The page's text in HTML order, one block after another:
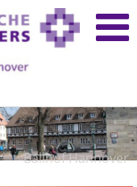
Ballhof Hannover